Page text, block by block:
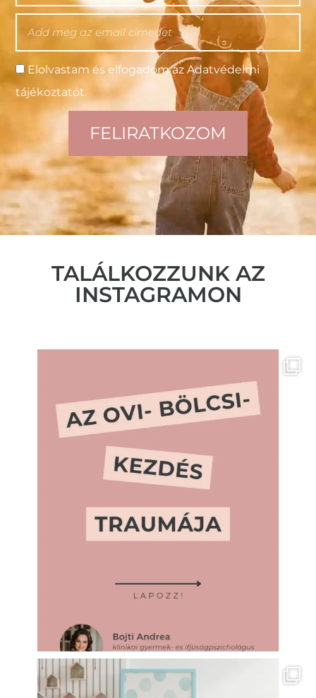
Elolvastam és elfogadom az Adatvédelmi
tájékoztatót.
FELIRATKOZOM
TALÁLKOZZUNK AZ
INSTAGRAMON